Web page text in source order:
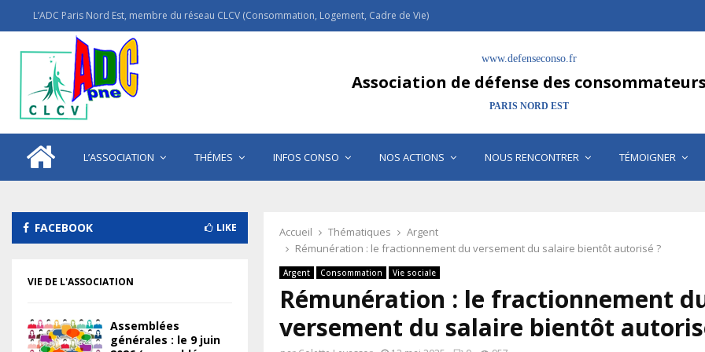
L’ADC Paris Nord Est, membre du réseau CLCV (Consommation, Logement, Cadre de Vie)
www.defenseconso.fr
Association de défense des consommateurs
PARIS NORD EST
L’ASSOCIATION THÉMES INFOS CONSO NOS ACTIONS NOUS RENCONTRER TÉMOIGNER
Accueil Thématiques
Argent
Rémunération : le fractionnement du versement du salaire bientôt autorisé ?
Argent Consommation Vie sociale
Rémunération : le fractionnement
versement du salaire bientôt
FACEBOOK LIKE
VIE DE L'ASSOCIATION
Assemblées
générales : le 9 juin